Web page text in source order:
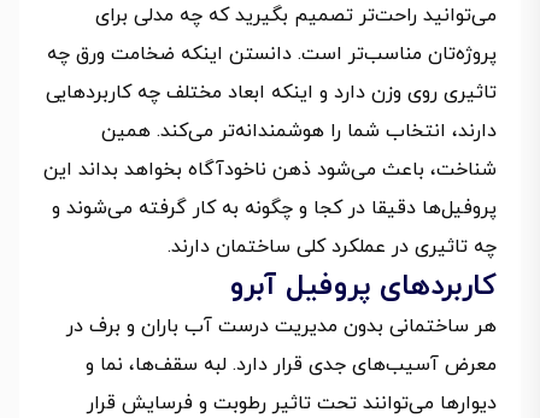
می‌توانید راحت‌تر تصمیم بگیرید که چه مدلی برای
پروژه‌تان مناسب‌تر است. دانستن اینکه ضخامت ورق چه
تاثیری روی وزن دارد و اینکه ابعاد مختلف چه کاربردهایی
دارند، انتخاب شما را هوشمندانه‌تر می‌کند. همین
شناخت، باعث می‌شود ذهن ناخودآگاه بخواهد بداند این
پروفیل‌ها دقیقا در کجا و چگونه به کار گرفته می‌شوند و
چه تاثیری در عملکرد کلی ساختمان دارند.
کاربردهای پروفیل آبرو
هر ساختمانی بدون مدیریت درست آب باران و برف در
معرض آسیب‌های جدی قرار دارد. لبه سقف‌ها، نما و
دیوارها می‌توانند تحت تاثیر رطوبت و فرسایش قرار